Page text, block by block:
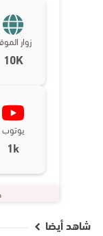
زوار
10K
يوتوب
1k
شاهد أيضا